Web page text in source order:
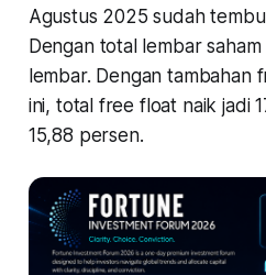
Agustus 2025 sudah
Dengan total lembar
lembar. Dengan tambahan
ini, total free float naik jadi
15,88 persen.